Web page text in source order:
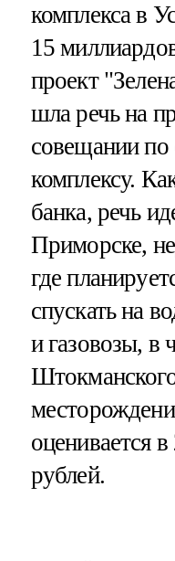
комплекса в
15
проект
шла речь на
совещании по
комплексу.
банка, речь
Приморске,
где
спускать на
и газовозы, в
оценивается
рублей.